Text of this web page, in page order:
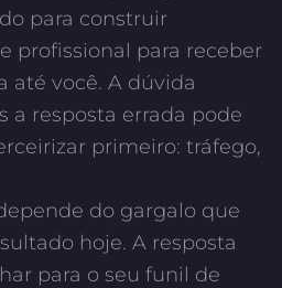
para construir
profissional para receber
até você. A dúvida
a resposta errada pode
primeiro: tráfego,
do gargalo que
hoje. A resposta
para o seu funil de